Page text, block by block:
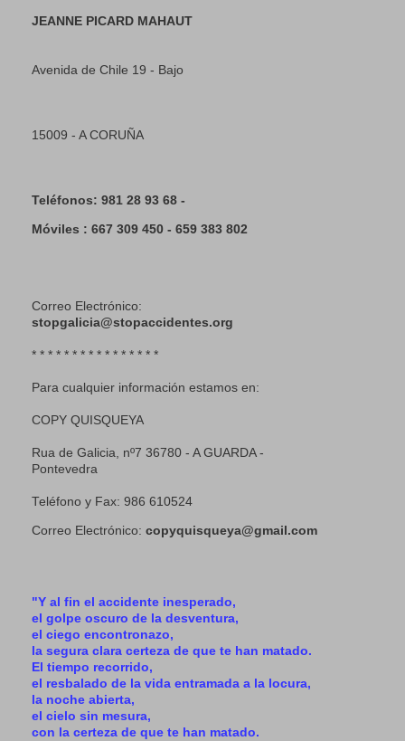
JEANNE PICARD MAHAUT
Avenida de Chile 19 - Bajo
15009 - A CORUÑA
Teléfonos: 981 28 93 68 -
Móviles : 667 309 450 - 659 383 802
Correo Electrónico:
stopgalicia@stopaccidentes.org
* * * * * * * * * * * * * * * *
Para cualquier información estamos en:
COPY QUISQUEYA
Rua de Galicia, nº7 36780 - A GUARDA -
Pontevedra
Teléfono y Fax: 986 610524
Correo Electrónico: copyquisqueya@gmail.com
"Y al fin el accidente inesperado,
el golpe oscuro de la desventura,
el ciego encontronazo,
la segura clara certeza de que te han matado.
El tiempo recorrido,
el resbalado de la vida entramada a la locura,
la noche abierta,
el cielo sin mesura,
con la certeza de que te han matado.